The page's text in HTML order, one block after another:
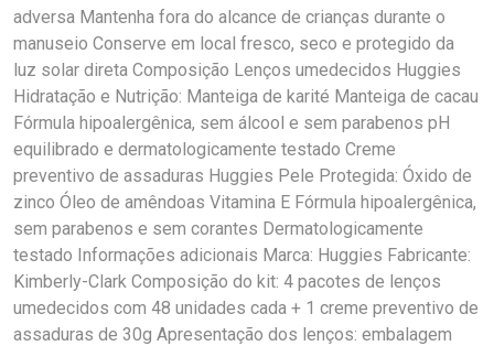
adversa Mantenha fora do alcance de crianças durante o
manuseio Conserve em local fresco, seco e protegido da
luz solar direta Composição Lenços umedecidos Huggies
Hidratação e Nutrição: Manteiga de karité Manteiga de cacau
Fórmula hipoalergênica, sem álcool e sem parabenos pH
equilibrado e dermatologicamente testado Creme
preventivo de assaduras Huggies Pele Protegida: Óxido de
zinco Óleo de amêndoas Vitamina E Fórmula hipoalergênica,
sem parabenos e sem corantes Dermatologicamente
testado Informações adicionais Marca: Huggies Fabricante:
Kimberly-Clark Composição do kit: 4 pacotes de lenços
umedecidos com 48 unidades cada + 1 creme preventivo de
assaduras de 30g Apresentação dos lenços: embalagem